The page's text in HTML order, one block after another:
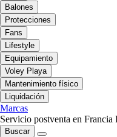
Balones
Protecciones
Fans
Lifestyle
Equipamiento
Voley Playa
Mantenimiento físico
Liquidación
Marcas
Servicio postventa en Francia
Buscar